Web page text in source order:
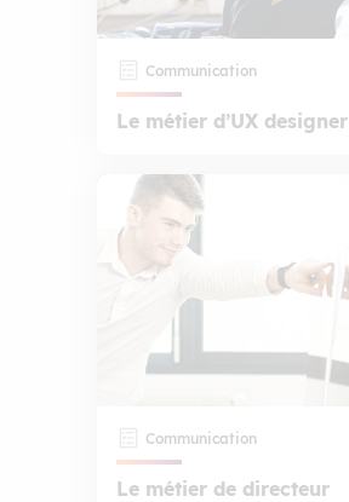
Communication
Le métier d’UX designer
Communication
Le métier de directeur